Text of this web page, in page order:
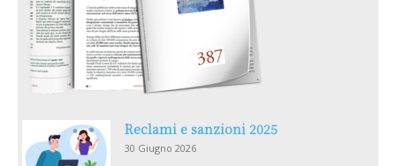
Reclami e sanzioni 2025
30 Giugno 2026